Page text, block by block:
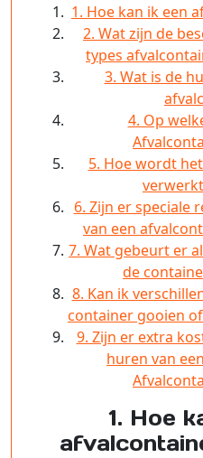
1. Hoe kan ik een
2. Wat zijn de
types
3. Wat is de
4. Op
5. Hoe wordt
6. Zijn er speciale
van een
7. Wat gebeurt er
de
8. Kan ik
container gooien
9. Zijn er extra
huren van
1. Hoe